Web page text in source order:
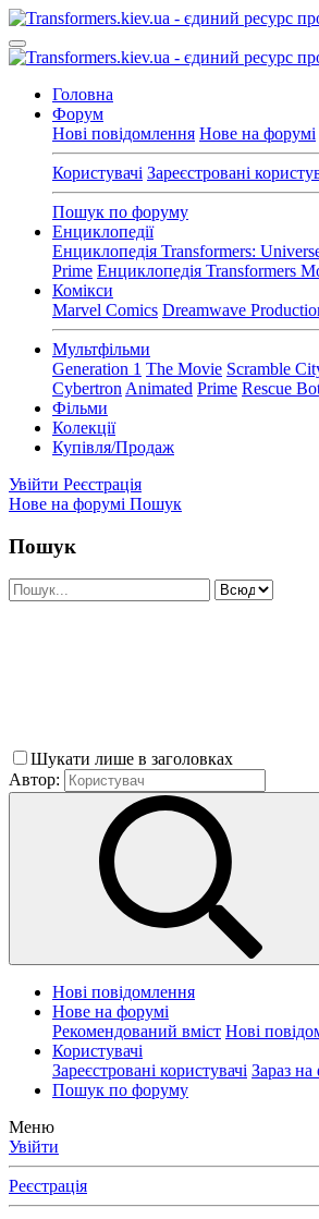
Головна
Форум
Нові повідомлення Нове на форумі
Користувачі Зареєстровані
Пошук по форуму
Енциклопедії
Енциклопедія Transformers:
Prime Енциклопедія Transformers
Комікси
Marvel Comics Dreamwave
Мультфільми
Generation 1 The Movie Scramble
Cybertron Animated Prime Rescue
Фільми
Колекції
Купівля/Продаж
Увійти Реєстрація
Нове на форумі Пошук
Пошук
Шукати лише в заголовках
Автор:
Нові повідомлення
Нове на форумі
Рекомендований вміст Нові
Користувачі
Зареєстровані користувачі Зараз на
Пошук по форуму
Меню
Увійти
Реєстрація